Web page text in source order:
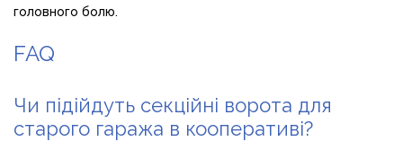
головного болю.
FAQ
Чи підійдуть секційні ворота для
старого гаража в кооперативі?